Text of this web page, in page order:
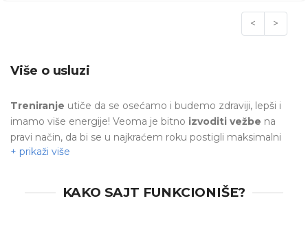
< >
Više o usluzi
Treniranje utiče da se osećamo i budemo zdraviji, lepši i
imamo više energije! Veoma je bitno izvoditi vežbe na
pravi način, da bi se u najkraćem roku postigli maksimalni
rezultati.Personalni trener
pravilno. Uz trening, i namirnice koje unosimo u naš
organizam utiču na rezultat.Lični trener se pored
KAKO SAJT FUNKCIONIŠE?